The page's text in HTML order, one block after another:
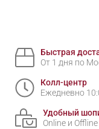
Быстрая
От 1 дня по
Колл-центр
Ежедневно
Удобный
Online и